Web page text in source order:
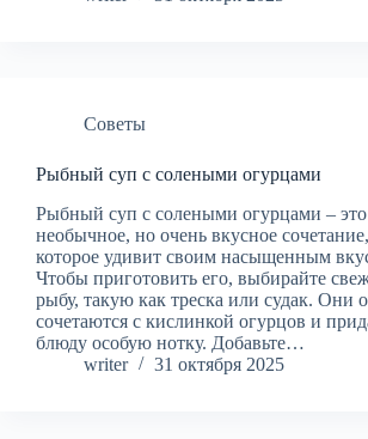
Советы
Рыбный суп с солеными огурцами
Рыбный суп с солеными огурцами – это
необычное, но очень вкусное сочетание,
которое удивит своим насыщенным
Чтобы приготовить его, выбирайте
рыбу, такую как треска или судак. Они
сочетаются с кислинкой огурцов и
блюду особую нотку. Добавьте…
writer
31 октября 2025